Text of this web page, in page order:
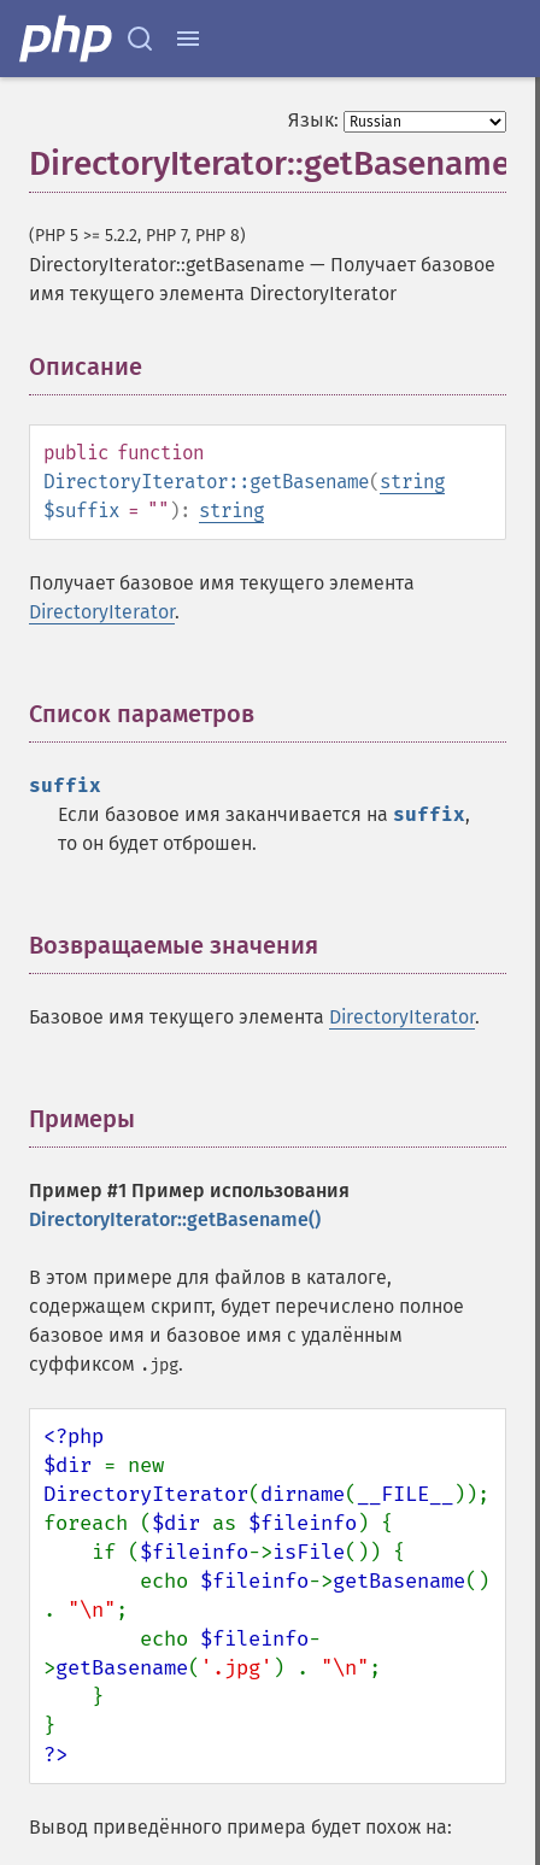
Язык:
DirectoryIterator::getBasename
(PHP 5 >= 5.2.2, PHP 7, PHP 8)
DirectoryIterator::getBasename — Получает базовое
имя текущего элемента DirectoryIterator
Описание
public function
DirectoryIterator::getBasename(string
$suffix = "" ): string
Получает базовое имя текущего элемента
DirectoryIterator.
Список параметров
suffix
Если базовое имя заканчивается на suffix,
то он будет отброшен.
Возвращаемые значения
Базовое имя текущего элемента DirectoryIterator.
Примеры
Пример #1 Пример использования
DirectoryIterator::getBasename()
В этом примере для файлов в каталоге,
содержащем скрипт, будет перечислено полное
базовое имя и базовое имя с удалённым
суффиксом .jpg.
<?php
$dir
DirectoryIterator(dirname( __FILE__
));
foreach ($dir as $fileinfo ) {
    if (
$fileinfo->isFile()) {
        echo
$fileinfo->getBasename()
. "\n" ;
        echo
$fileinfo-
>getBasename( '.jpg' ) . "\n" ;
?>
Вывод приведённого примера будет похож на: